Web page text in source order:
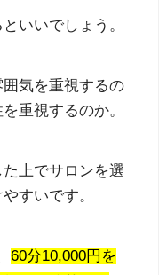
いいでしょう。
気を重視するの
重視するのか。
上でサロンを選
すいです。
60分10,000円を